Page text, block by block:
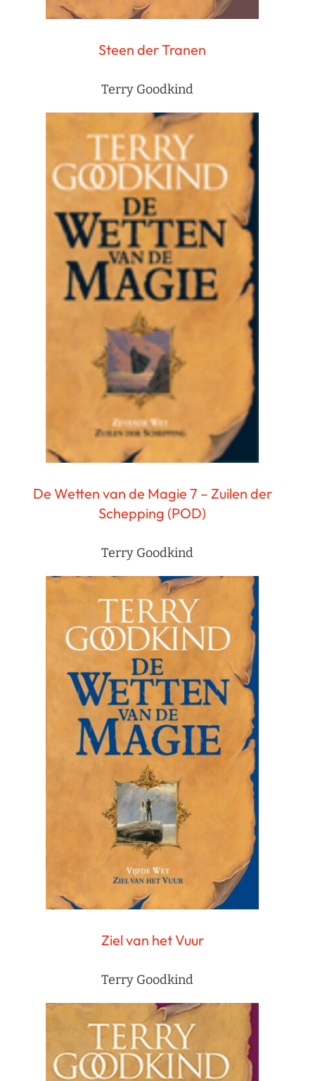
Steen der Tranen
Terry Goodkind
De Wetten van de Magie 7 – Zuilen der
Schepping (POD)
Terry Goodkind
Ziel van het Vuur
Terry Goodkind